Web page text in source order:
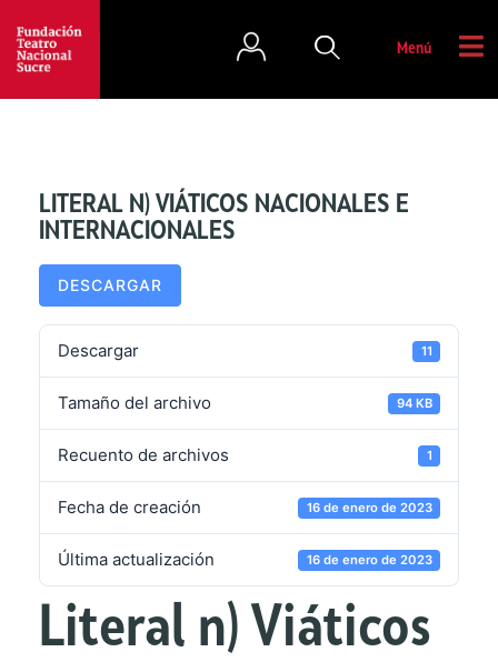
Menú
LITERAL N) VIÁTICOS NACIONALES E
INTERNACIONALES
DESCARGAR
Descargar 11
Tamaño del archivo 94 KB
Recuento de archivos 1
Fecha de creación 16 de enero de 2023
Última actualización 16 de enero de 2023
Literal n) Viáticos